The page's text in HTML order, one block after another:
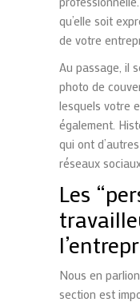
qu’elle soit
de votre
Au passage, il
photo de
lesquels votre
également.
qui ont
réseaux
Les
Nous en
section est